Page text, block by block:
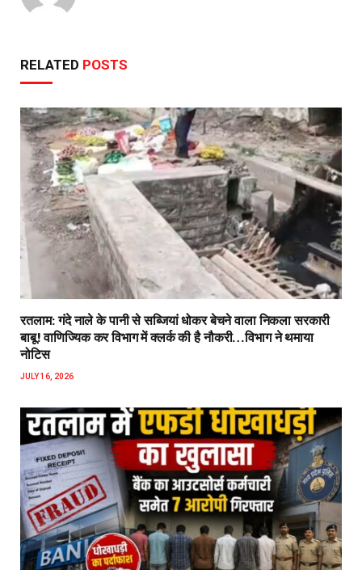
RELATED POSTS
रतलाम: गंदे नाले के पानी से सब्जियां धोकर बेचने वाला निकला सरकारी
बाबू! वाणिज्यिक कर विभाग में क्लर्क की है नौकरी…विभाग ने थमाया
नोटिस
JULY 16, 2026